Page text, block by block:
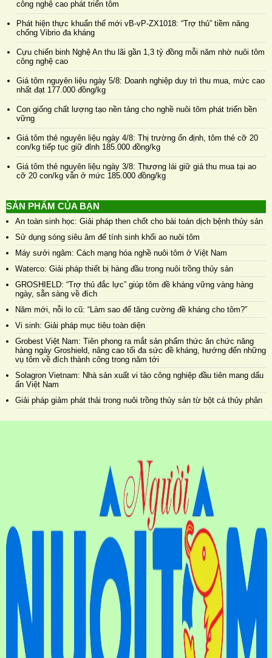
công nghệ cao phát triển tôm
Phát hiện thực khuẩn thể mới vB-vP-ZX1018: “Trợ thủ” tiềm năng
chống Vibrio đa kháng
Cựu chiến binh Nghệ An thu lãi gần 1,3 tỷ đồng mỗi năm nhờ nuôi tôm
công nghệ cao
Giá tôm nguyên liệu ngày 5/8: Doanh nghiệp duy trì thu mua, mức cao
nhất đạt 177.000 đồng/kg
Con giống chất lượng tạo nền tảng cho nghề nuôi tôm phát triển bền
vững
Giá tôm thẻ nguyên liệu ngày 4/8: Thị trường ổn định, tôm thẻ cỡ 20
con/kg tiếp tục giữ đỉnh 185.000 đồng/kg
Giá tôm thẻ nguyên liệu ngày 3/8: Thương lái giữ giá thu mua tại ao
cỡ 20 con/kg vẫn ở mức 185.000 đồng/kg
SẢN PHẨM CỦA BẠN
An toàn sinh học: Giải pháp then chốt cho bài toán dịch bệnh thủy sản
Sử dụng sóng siêu âm để tính sinh khối ao nuôi tôm
Máy sưởi ngâm: Cách mạng hóa nghề nuôi tôm ở Việt Nam
Waterco: Giải pháp thiết bị hàng đầu trong nuôi trồng thủy sản
GROSHIELD: “Trợ thủ đắc lực” giúp tôm đề kháng vững vàng hàng
ngày, sẵn sàng về đích
Năm mới, nỗi lo cũ: “Làm sao để tăng cường đề kháng cho tôm?”
Vi sinh: Giải pháp mục tiêu toàn diện
Grobest Việt Nam: Tiên phong ra mắt sản phẩm thức ăn chức năng
hàng ngày Groshield, nâng cao tối đa sức đề kháng, hướng đến những
vụ tôm về đích thành công trong năm tới
Solagron Vietnam: Nhà sản xuất vi tảo công nghiệp đầu tiên mang dấu
ấn Việt Nam
Giải pháp giảm phát thải trong nuôi trồng thủy sản từ bột cá thủy phân